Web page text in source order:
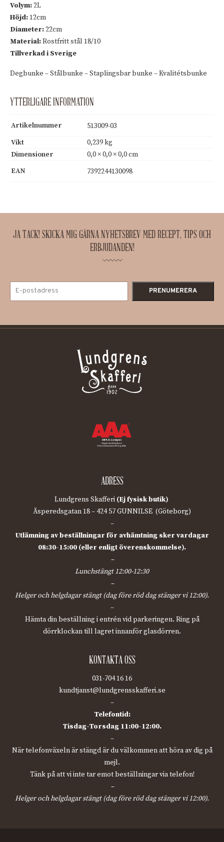
Volym:2L
Höjd:12cm
Diameter:22cm
Material:Rostfritt stål 18/10
Tillverkad i Sverige
Degbunke – Stålbunke – Staplingsbar bunke – Kvalitétsbunke
YTTERLIGARE INFORMATION
Artikelnummer
513009-03
Vikt
0,239 kg
Dimensioner
0,0 × 0,0 × 0,0 cm
EAN
7392244130098
JA TACK! SKICKA MIG GÄRNA NYHETSBREV MED RECEPT, TIPS OCH
ERBJUDANDEN!
ADRESS
Lundgrens Skafferi (Ej fysisk butik)
Äsperedsgatan 18 – 424 57 GUNNILSE (Göteborg)
–
Utlämning av beställningar för avhämtning sker vardagar
08:30-15:00 (eller enligt överenskommelse).
–
Lunchstängt 12:00-12:30
–
Helger och helgdagar stängt (dag före röd dag stänger vi 12:00).
–
Hämta din beställning i entrén vid parkeringen. Ring på
dörrklockan till lagret innanför glasdörren.
KONTAKTA OSS
031-704 16 16
kundtjanst@lundgrensskafferi.se
–
Telefontid:
Tisdag-Torsdag 11:00-12:00.
–
När telefonväxeln är stängd är du välkommen att höra av dig på
mejl.
Tänk på att vi inte tar emot beställningar via telefon!
–
Helger och helgdagar stängt (dag före röd dag stänger vi 12:00).